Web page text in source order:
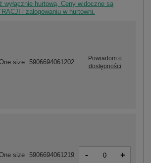
wyłącznie hurtową. Ceny widoczne są
i zalogowaniu w hurtowni.
size 5906694061219 - +
size 5906694061202
Powiadom o
dostępności